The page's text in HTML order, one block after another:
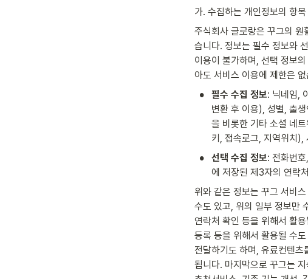
가. 수집하는 개인정보의 항목
주식회사 글로랑은 꾸그의
습니다. 정보는 필수 정보와
이용이 불가하며, 선택 정보
아도 서비스 이용에 제한은
• 필수 수집 정보: 닉네임,
변환 후 이용), 성별, 출
을 비롯한 기타 소셜 네
키, 접속로그, 지역위치),
• 선택 수집 정보: 전화번
에 저장된 제3자의 연락
위와 같은 정보는 꾸그 서비
수도 있고, 위의 일부 정보만
연락처 확인 등을 위해서 활
등록 등을 위해서 활용될 수
전달하기도 하며, 유료컨텐
됩니다. 마지막으로 꾸그는